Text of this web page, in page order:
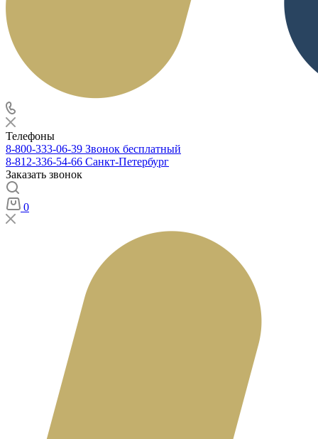
Телефоны
8-800-333-06-39 Звонок бесплатный
8-812-336-54-66 Санкт-Петербург
Заказать звонок
0